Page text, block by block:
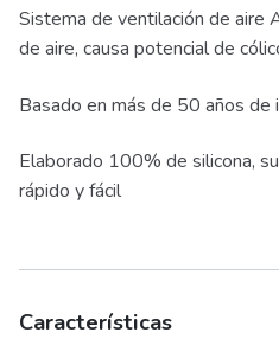
Sistema de ventilación de aire
de aire, causa potencial de
Basado en más de 50 años de
Elaborado 100% de silicona,
rápido y fácil
Características